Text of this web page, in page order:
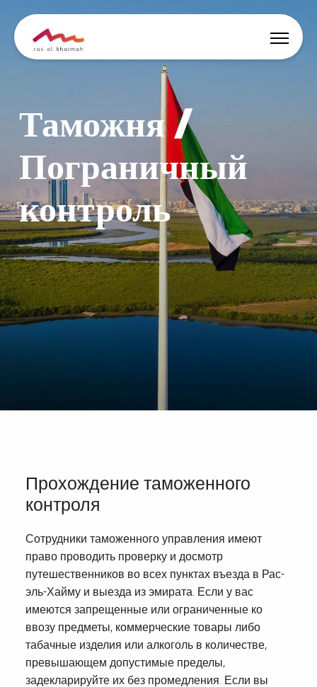
Вдохновись
Где остановиться
Чем заняться
Спланируй тур
🇷🇺 RU События Поиск
Таможня /
Пограничный
контроль
Прохождение таможенного
контроля
Сотрудники таможенного управления имеют
право проводить проверку и досмотр
путешественников во всех пунктах въезда в Рас-
эль-Хайму и выезда из эмирата. Если у вас
имеются запрещенные или ограниченные ко
ввозу предметы, коммерческие товары либо
табачные изделия или алкоголь в количестве,
превышающем допустимые пределы,
задекларируйте их без промедления. Если вы